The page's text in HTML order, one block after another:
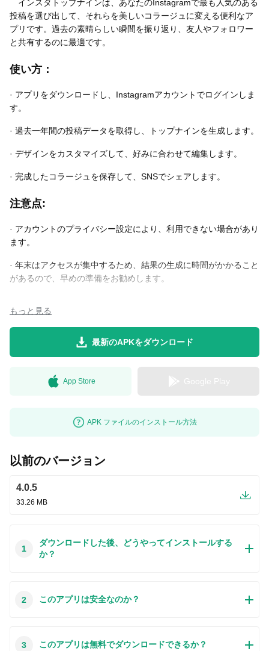
インスタトップナインは、あなたのInstagramで最も人気のある
投稿を選び出して、それらを美しいコラージュに変える便利なア
プリです。過去の素晴らしい瞬間を振り返り、友人やフォロワー
と共有するのに最適です。
使い方：
· アプリをダウンロードし、Instagramアカウントでログインしま
す。
· 過去一年間の投稿データを取得し、トップナインを生成します。
· デザインをカスタマイズして、好みに合わせて編集します。
· 完成したコラージュを保存して、SNSでシェアします。
注意点:
· アカウントのプライバシー設定により、利用できない場合があり
ます。
· 年末はアクセスが集中するため、結果の生成に時間がかかること
があるので、早めの準備をお勧めします。
もっと見る
最新のAPKをダウンロード
App Store
APK ファイルのインストール方法
以前のバージョン
4.0.5
33.26 MB
1
ダウンロードした後、どうやってインストールする
か？
Playストア以外からアプリをダウンロードする場合、この手
法について詳しくまとめました。このチュートリアルには詳
2 このアプリは安全なのか？
配するお方はたくさんいます。そして、私たちは本サイトか
3 このアプリは無料でダウンロードできるか？